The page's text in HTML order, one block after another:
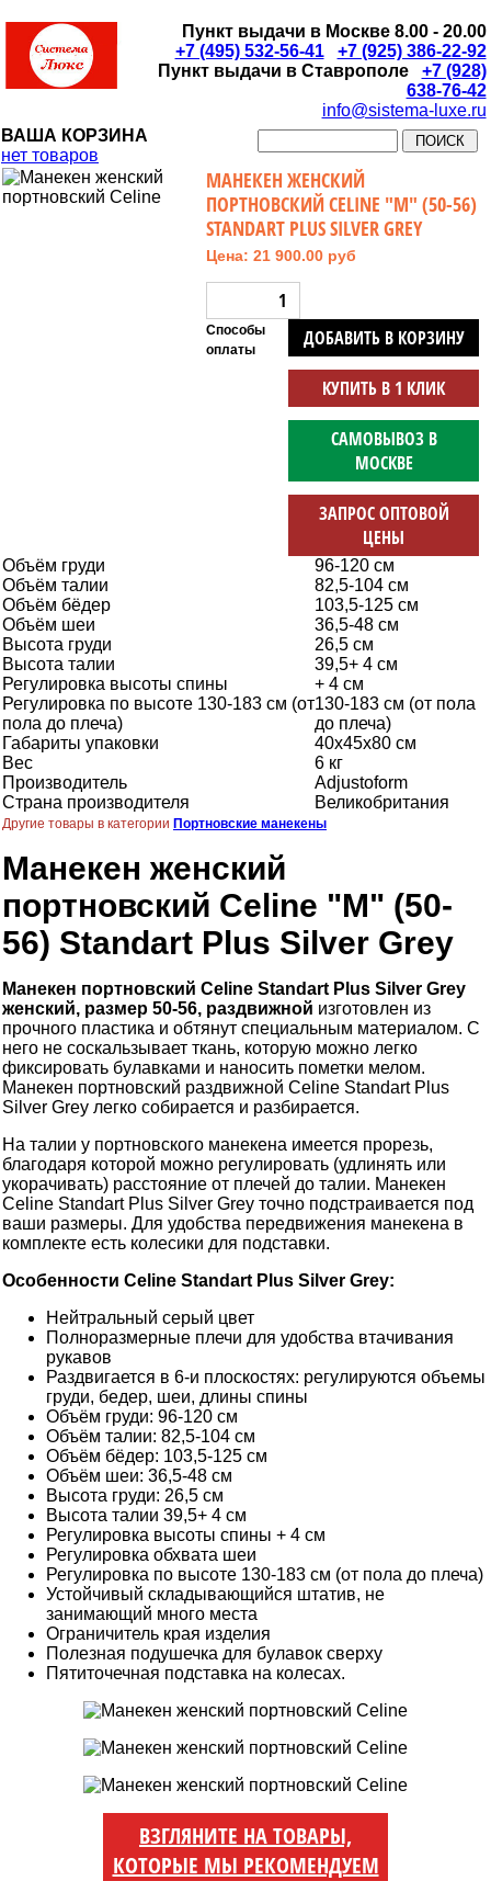
Пункт выдачи в Москве 8.00 - 20.00
+7 (495) 532-56-41
+7 (925) 386-22-92
Пункт выдачи в Ставрополе
+7 (928)
638-76-42
info@sistema-luxe.ru
ВАША КОРЗИНА
нет товаров
МАНЕКЕН ЖЕНСКИЙ
ПОРТНОВСКИЙ CELINE "M" (50-56)
STANDART PLUS SILVER GREY
Цена: 21 900.00 руб
ДОБАВИТЬ В КОРЗИНУ
КУПИТЬ В 1 КЛИК
САМОВЫВОЗ В
МОСКВЕ
ЗАПРОС ОПТОВОЙ
ЦЕНЫ
Способы
оплаты
Объём груди
96-120 см
Объём талии
82,5-104 см
Объём бёдер
103,5-125 см
Объём шеи
36,5-48 см
Высота груди
26,5 см
Высота талии
39,5+ 4 см
Регулировка высоты спины
+ 4 см
Регулировка по высоте 130-183 см (от
пола до плеча)
130-183 см (от пола
до плеча)
Габариты упаковки
40х45х80 см
Вес
6 кг
Производитель
Adjustoform
Страна производителя
Великобритания
Другие товары в категории Портновские манекены
Манекен женский
портновский Celine "M" (50-
56) Standart Plus Silver Grey
Манекен портновский Celine Standart Plus Silver Grey
женский, размер 50-56, раздвижной изготовлен из
прочного пластика и обтянут специальным материалом. С
него не соскальзывает ткань, которую можно легко
фиксировать булавками и наносить пометки мелом.
Манекен портновский раздвижной Celine Standart Plus
Silver Grey легко собирается и разбирается.
На талии у портновского манекена имеется прорезь,
благодаря которой можно регулировать (удлинять или
укорачивать) расстояние от плечей до талии. Манекен
Celine Standart Plus Silver Grey точно подстраивается под
ваши размеры. Для удобства передвижения манекена в
комплекте есть колесики для подставки.
Особенности Celine Standart Plus Silver Grey:
Нейтральный серый цвет
Полноразмерные плечи для удобства втачивания
рукавов
Раздвигается в 6-и плоскостях: регулируются объемы
груди, бедер, шеи, длины спины
Объём груди: 96-120 см
Объём талии: 82,5-104 см
Объём бёдер: 103,5-125 см
Объём шеи: 36,5-48 см
Высота груди: 26,5 см
Высота талии 39,5+ 4 см
Регулировка высоты спины + 4 см
Регулировка обхвата шеи
Регулировка по высоте 130-183 см (от пола до плеча)
Устойчивый складывающийся штатив, не
занимающий много места
Ограничитель края изделия
Полезная подушечка для булавок сверху
Пятиточечная подставка на колесах.
ВЗГЛЯНИТЕ НА ТОВАРЫ,
КОТОРЫЕ МЫ РЕКОМЕНДУЕМ